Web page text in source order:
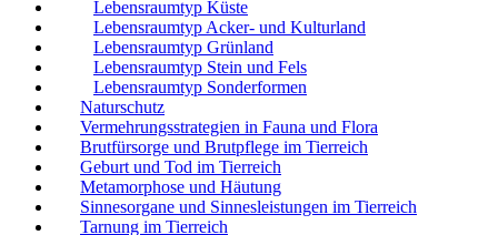
Lebensraumtyp Küste
Lebensraumtyp Acker- und Kulturland
Lebensraumtyp Grünland
Lebensraumtyp Stein und Fels
Lebensraumtyp Sonderformen
Naturschutz
Vermehrungsstrategien in Fauna und Flora
Brutfürsorge und Brutpflege im Tierreich
Geburt und Tod im Tierreich
Metamorphose und Häutung
Sinnesorgane und Sinnesleistungen im Tierreich
Tarnung im Tierreich